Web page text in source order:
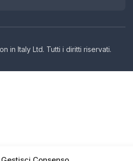
in Italy Ltd. Tutti i diritti riservati.